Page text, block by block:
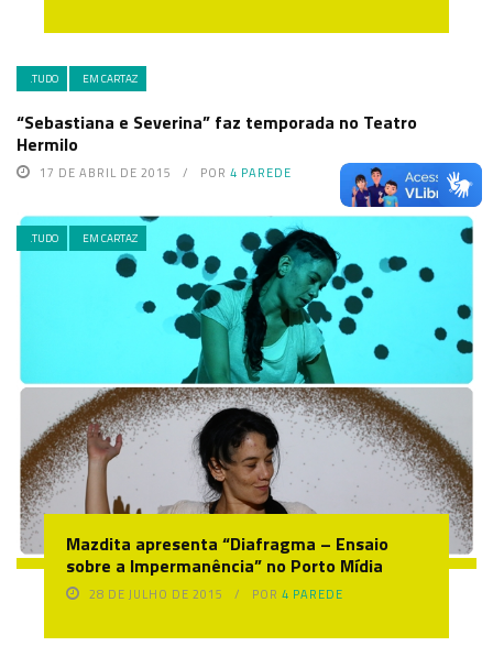
.TUDO EM CARTAZ
“Sebastiana e Severina” faz temporada no Teatro
Hermilo
17 DE ABRIL DE 2015 POR 4 PAREDE
.TUDO EM CARTAZ
Mazdita apresenta “Diafragma – Ensaio
sobre a Impermanência” no Porto Mídia
28 DE JULHO DE 2015 POR4 PAREDE